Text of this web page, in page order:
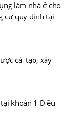
làm nhà ở cho
cư quy định tại
cải tạo, xây
khoản 1 Điều